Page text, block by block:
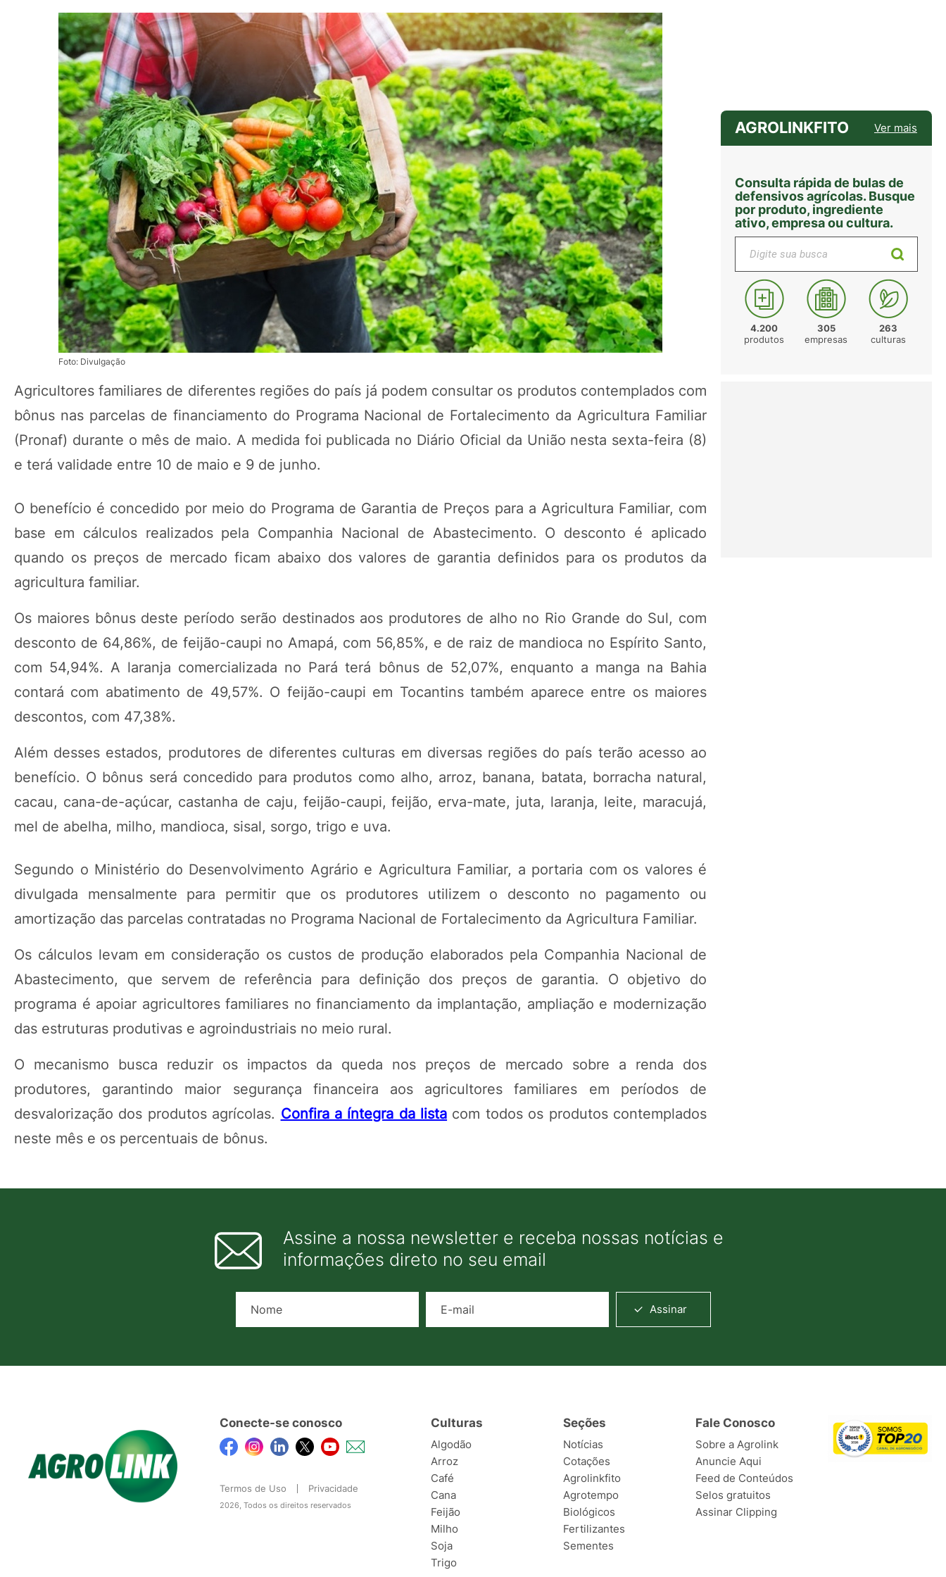
Foto: Divulgação
Agricultores familiares de diferentes regiões do país já podem consultar os produtos contemplados com
bônus nas parcelas de financiamento do Programa Nacional de Fortalecimento da Agricultura Familiar
(Pronaf) durante o mês de maio. A medida foi publicada no Diário Oficial da União nesta sexta-feira (8)
e terá validade entre 10 de maio e 9 de junho.
O benefício é concedido por meio do Programa de Garantia de Preços para a Agricultura Familiar, com
base em cálculos realizados pela Companhia Nacional de Abastecimento. O desconto é aplicado
quando os preços de mercado ficam abaixo dos valores de garantia definidos para os produtos da
agricultura familiar.
Os maiores bônus deste período serão destinados aos produtores de alho no Rio Grande do Sul, com
desconto de 64,86%, de feijão-caupi no Amapá, com 56,85%, e de raiz de mandioca no Espírito Santo,
com 54,94%. A laranja comercializada no Pará terá bônus de 52,07%, enquanto a manga na Bahia
contará com abatimento de 49,57%. O feijão-caupi em Tocantins também aparece entre os maiores
descontos, com 47,38%.
Além desses estados, produtores de diferentes culturas em diversas regiões do país terão acesso ao
benefício. O bônus será concedido para produtos como alho, arroz, banana, batata, borracha natural,
cacau, cana-de-açúcar, castanha de caju, feijão-caupi, feijão, erva-mate, juta, laranja, leite, maracujá,
mel de abelha, milho, mandioca, sisal, sorgo, trigo e uva.
Segundo o Ministério do Desenvolvimento Agrário e Agricultura Familiar, a portaria com os valores é
divulgada mensalmente para permitir que os produtores utilizem o desconto no pagamento ou
amortização das parcelas contratadas no Programa Nacional de Fortalecimento da Agricultura Familiar.
Os cálculos levam em consideração os custos de produção elaborados pela Companhia Nacional de
Abastecimento, que servem de referência para definição dos preços de garantia. O objetivo do
programa é apoiar agricultores familiares no financiamento da implantação, ampliação e modernização
das estruturas produtivas e agroindustriais no meio rural.
O mecanismo busca reduzir os impactos da queda nos preços de mercado sobre a renda dos
produtores, garantindo maior segurança financeira aos agricultores familiares em períodos de
desvalorização dos produtos agrícolas. Confira a íntegra da lista com todos os produtos contemplados
neste mês e os percentuais de bônus.
AGROLINKFITO Ver mais
Consulta rápida de bulas de
defensivos agrícolas. Busque
por produto, ingrediente
ativo, empresa ou cultura.
Digite sua busca
4.200
produtos
305
empresas
263
culturas
Assine a nossa newsletter e receba nossas notícias e
informações direto no seu email
Assinar
Conecte-se conosco
Termos de Uso Privacidade
2026, Todos os direitos reservados
Culturas
Algodão
Arroz
Café
Cana
Feijão
Milho
Soja
Trigo
Seções
Notícias
Cotações
Agrolinkfito
Agrotempo
Biológicos
Fertilizantes
Sementes
Fale Conosco
Sobre a Agrolink
Anuncie Aqui
Feed de Conteúdos
Selos gratuitos
Assinar Clipping